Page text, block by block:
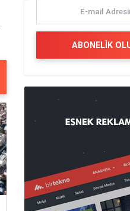
ABONELİK